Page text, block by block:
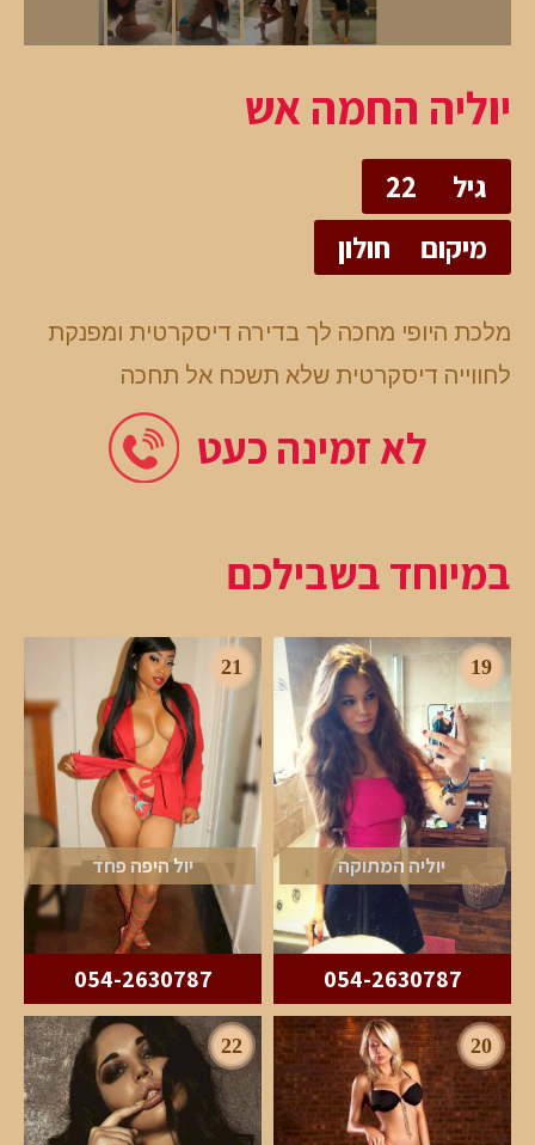
יוליה החמה אש
גיל
22
מיקום
חולון
מלכת היופי מחכה לך בדירה דיסקרטית ומפנקת
לחווייה דיסקרטית שלא תשכח אל תחכה
לא זמינה כעט
במיוחד בשבילכם
19
יוליה המתוקה
054-2630787
21
יול היפה פחד
054-2630787
20
22